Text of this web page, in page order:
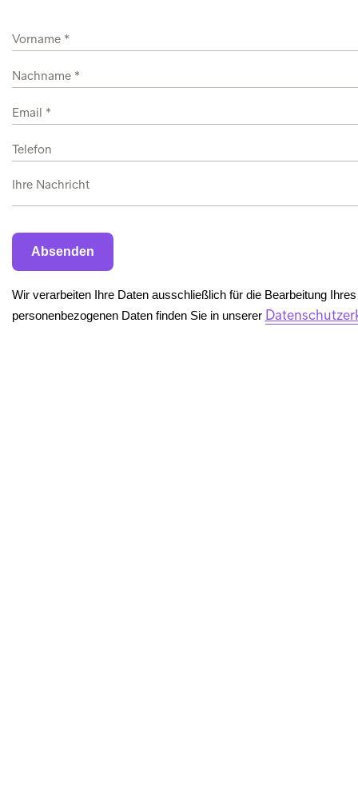
Wir verarbeiten Ihre Daten ausschließlich für die Bearbeitung
personenbezogenen Daten finden Sie in unserer